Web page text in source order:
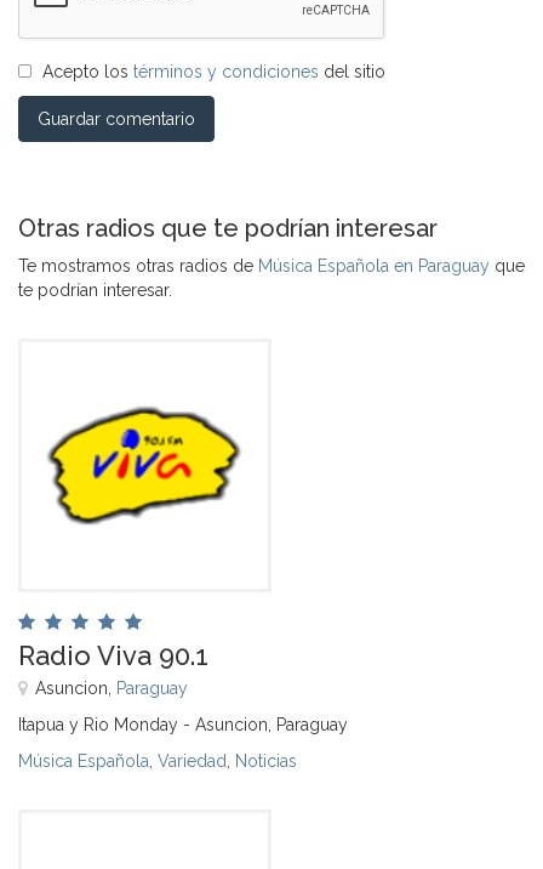
Acepto los términos y condiciones del sitio
Guardar comentario
Otras radios que te podrían interesar
Te mostramos otras radios de Música Española en Paraguay que
te podrían interesar.
Radio Viva 90.1
Asuncion, Paraguay
Itapua y Rio Monday - Asuncion, Paraguay
Música Española Variedad Noticias